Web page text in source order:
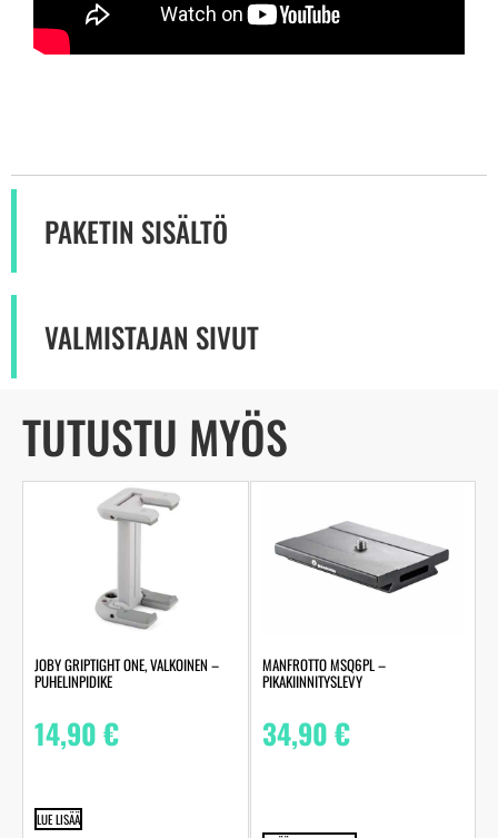
PAKETIN SISÄLTÖ
VALMISTAJAN SIVUT
TUTUSTU MYÖS
JOBY GRIPTIGHT ONE, VALKOINEN –
PUHELINPIDIKE
14,90€
LUE LISÄÄ
MANFROTTO MSQ6PL –
PIKAKIINNITYSLEVY
34,90€